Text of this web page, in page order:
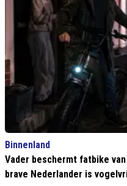
Binnenland
Vader beschermt fatbike
brave Nederlander is